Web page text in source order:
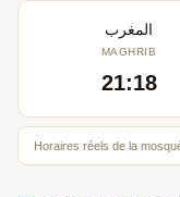
المغرب
MAGHRIB
21:18
Horaires réels de la